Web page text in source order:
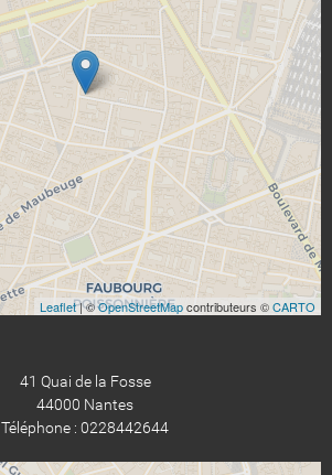
Leaflet| ©OpenStreetMapcontributeurs ©CARTO
41 Quai de la Fosse
44000 Nantes
Téléphone : 0228442644